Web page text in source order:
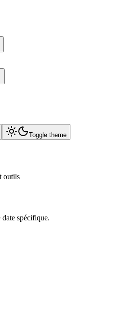
Toggle theme
outils
spécifique.